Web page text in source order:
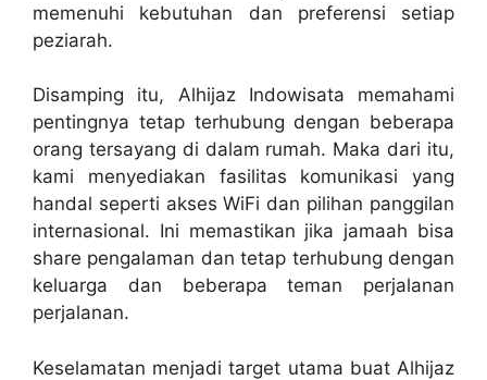
memenuhi kebutuhan dan preferensi setiap
peziarah.
Disamping itu, Alhijaz Indowisata memahami
pentingnya tetap terhubung dengan beberapa
orang tersayang di dalam rumah. Maka dari itu,
kami menyediakan fasilitas komunikasi yang
handal seperti akses WiFi dan pilihan panggilan
internasional. Ini memastikan jika jamaah bisa
share pengalaman dan tetap terhubung dengan
keluarga dan beberapa teman perjalanan
perjalanan.
Keselamatan menjadi target utama buat Alhijaz